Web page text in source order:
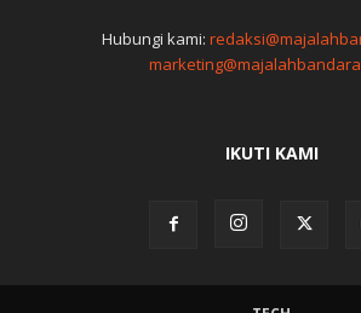
Hubungi kami:
IKUTI KAMI